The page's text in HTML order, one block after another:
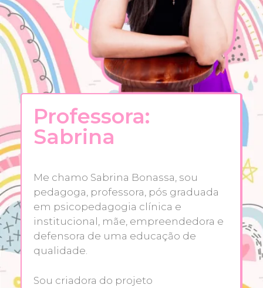
Professora:
Sabrina
Me chamo Sabrina Bonassa, sou
pedagoga, professora, pós graduada
em psicopedagogia clínica e
institucional, mãe, empreendedora e
defensora de uma educação de
qualidade.
Sou criadora do projeto